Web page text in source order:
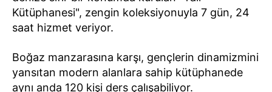
Kütüphanesi", zengin koleksiyonuyla 7 gün, 24
saat hizmet veriyor.
Boğaz manzarasına karşı, gençlerin dinamizmini
yansıtan modern alanlara sahip kütüphanede
aynı anda 120 kişi ders çalışabiliyor.